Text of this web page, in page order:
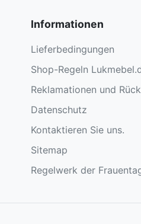
Informationen
Lieferbedingungen
Shop-Regeln
Reklamationen und
Datenschutz
Kontaktieren Sie uns.
Sitemap
Regelwerk der